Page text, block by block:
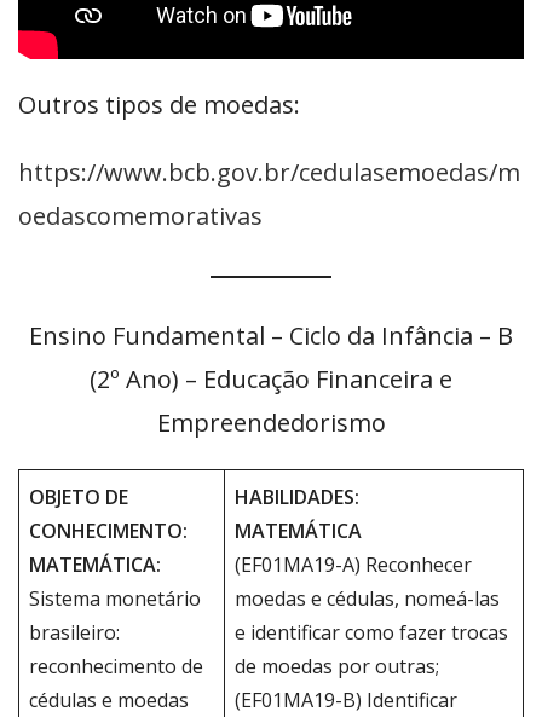
Outros tipos de moedas:
https://www.bcb.gov.br/cedulasemoedas/m
oedascomemorativas
Ensino Fundamental – Ciclo da Infância – B
(2º Ano) – Educação Financeira e
Empreendedorismo
OBJETO DE
CONHECIMENTO:
MATEMÁTICA:
Sistema monetário
brasileiro:
reconhecimento de
cédulas e moedas
HABILIDADES:
MATEMÁTICA
(EF01MA19-A) Reconhecer
moedas e cédulas, nomeá-las
e identificar como fazer trocas
de moedas por outras;
(EF01MA19-B) Identificar